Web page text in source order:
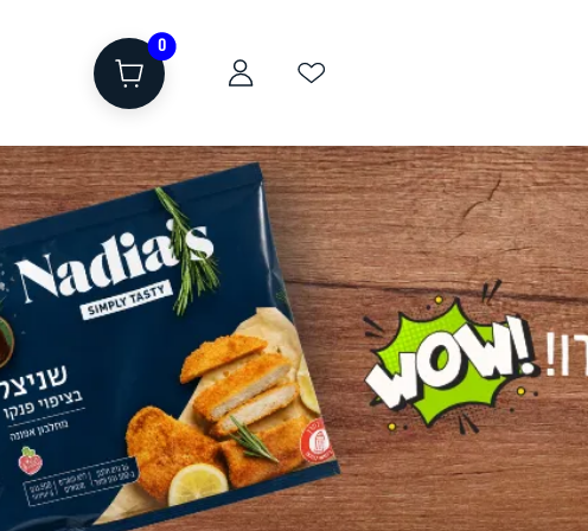
0
ושמנת שוקולד, חטיפים, חלבון